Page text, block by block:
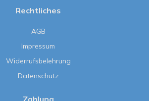
Rechtliches
AGB
Impressum
Widerrufsbelehrung
Datenschutz
Zahlung